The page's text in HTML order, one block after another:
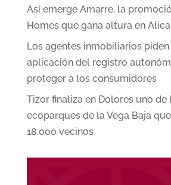
Así emerge Amarre, la
Homes que gana altura en
Los agentes inmobiliarios
aplicación del registro
proteger a los consumidores
Tizor finaliza en Dolores uno de
ecoparques de la Vega Baja
18.000 vecinos